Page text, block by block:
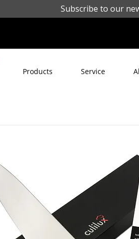
Subscribe to our
Products Service